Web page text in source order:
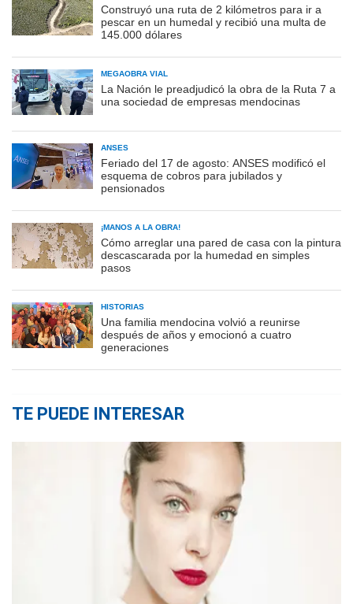
Construyó una ruta de 2 kilómetros para ir a
pescar en un humedal y recibió una multa de
145.000 dólares
MEGAOBRA VIAL
La Nación le preadjudicó la obra de la Ruta 7 a
una sociedad de empresas mendocinas
ANSES
Feriado del 17 de agosto: ANSES modificó el
esquema de cobros para jubilados y
pensionados
¡MANOS A LA OBRA!
Cómo arreglar una pared de casa con la pintura
descascarada por la humedad en simples
pasos
HISTORIAS
Una familia mendocina volvió a reunirse
después de años y emocionó a cuatro
generaciones
TE PUEDE INTERESAR